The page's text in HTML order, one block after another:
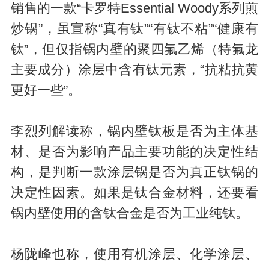
销售的一款“卡罗特Essential Woody系列煎
炒锅”，虽宣称“真有钛”“有钛不粘”“健康有
钛”，但仅指锅内壁的聚四氟乙烯（特氟龙
主要成分）涂层中含有钛元素，“抗粘抗黄
更好一些”。
李烈列解读称，锅内壁钛板是否为主体基
材、是否为影响产品主要功能的决定性结
构，是判断一款涂层锅是否为真正钛锅的
决定性因素。如果是钛合金材料，还要看
锅内壁使用的含钛合金是否为工业纯钛。
杨陇峰也称，使用有机涂层、化学涂层、